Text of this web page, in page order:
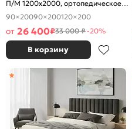
П/М 1200x2000, ортопедическое
основание, изголовье мягкое
90×20090×200120×200
от 26 400₽33 000 ₽-20%
В корзину